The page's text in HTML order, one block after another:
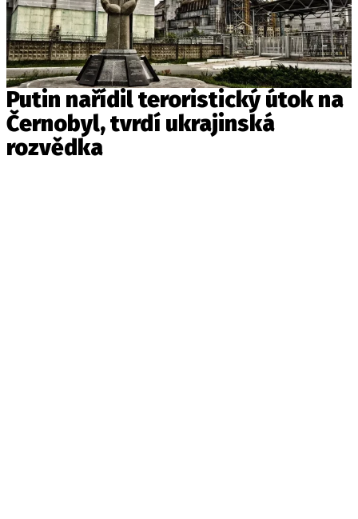
Putin nařídil teroristický útok na
Černobyl, tvrdí ukrajinská
rozvědka